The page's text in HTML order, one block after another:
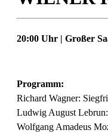
20:00 Uhr | Großer
Programm:
Richard Wagner:
Ludwig August
Wolfgang Amadeus